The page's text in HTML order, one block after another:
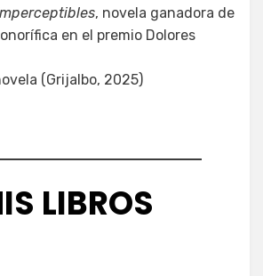
, novela ganadora de
en el premio Dolores
(Grijalbo, 2025)
LIBROS